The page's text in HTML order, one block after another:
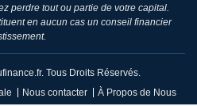
perdre tout ou partie de votre capital.
en aucun cas un conseil financier
Tous Droits Réservés.
Nous contacter À Propos de Nous